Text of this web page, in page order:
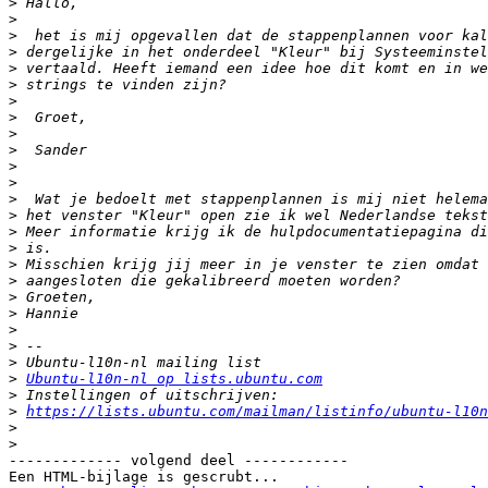
>
>
>
>
>
>
>
>
>
>
>
>
>
>
>
>
>
>
>
>
>
>
> Ubuntu-l10n-nl op lists.ubuntu.com
>
> https://lists.ubuntu.com/mailman/listinfo/ubuntu-
>
>
------------- volgend deel ------------
Een HTML-bijlage is gescrubt...